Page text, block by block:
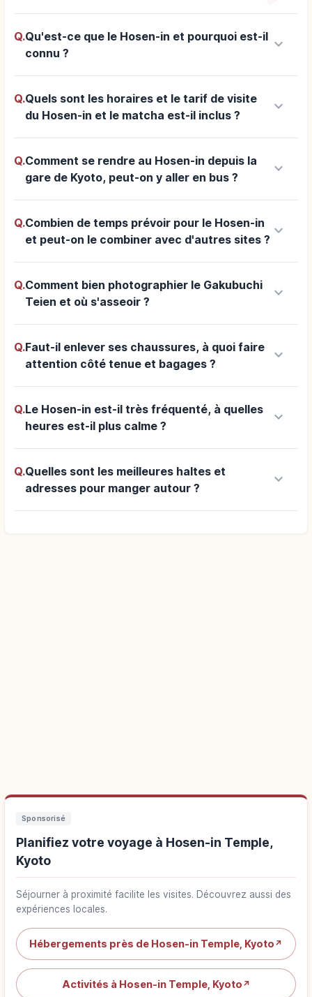
Q.Qu'est-ce que le Hosen-in et pourquoi est-il
connu ?
keyboard_arrow_down
Q.Quels sont les horaires et le tarif de visite
du Hosen-in et le matcha est-il inclus ?
keyboard_arrow_down
Q.Comment se rendre au Hosen-in depuis la
gare de Kyoto, peut-on y aller en bus ?
keyboard_arrow_down
Q.Combien de temps prévoir pour le Hosen-in
et peut-on le combiner avec d'autres sites ? keyboard_arrow_down
Q.Comment bien photographier le Gakubuchi
Teien et où s'asseoir ?
keyboard_arrow_down
Q.Faut-il enlever ses chaussures, à quoi faire
attention côté tenue et bagages ?
keyboard_arrow_down
Q.Le Hosen-in est-il très fréquenté, à quelles
heures est-il plus calme ?
keyboard_arrow_down
Q.Quelles sont les meilleures haltes et
adresses pour manger autour ?
keyboard_arrow_down
Sponsorisé
Planifiez votre voyage à Hosen-in Temple,
Kyoto
Séjourner à proximité facilite les visites. Découvrez aussi des
expériences locales.
Hébergements près de Hosen-in Temple, Kyoto ↗
Activités à Hosen-in Temple, Kyoto ↗